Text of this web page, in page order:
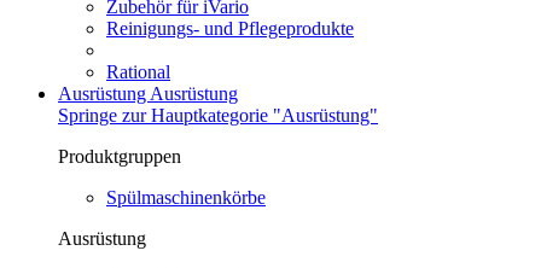
Zubehör für iVario
Reinigungs- und Pflegeprodukte
Rational
Ausrüstung Ausrüstung
Springe zur Hauptkategorie "Ausrüstung"
Produktgruppen
Spülmaschinenkörbe
Ausrüstung